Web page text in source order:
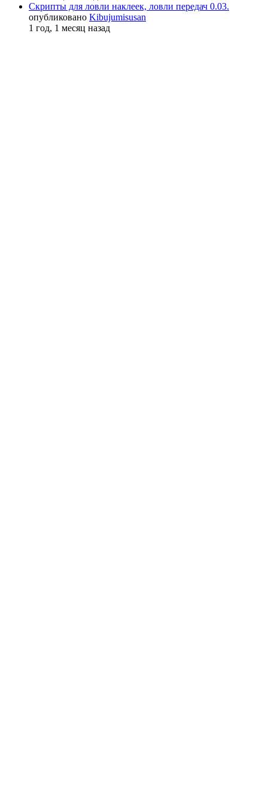
Скрипты для ловли наклеек, ловли передач 0.03.
опубликовано Kibujumisusan
1 год, 1 месяц назад